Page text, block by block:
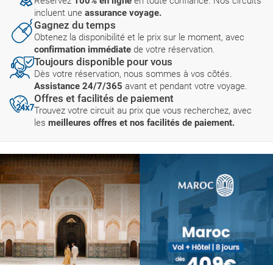
incluent une assurance voyage.
Gagnez du temps
Obtenez la disponibilité et le prix sur le moment, avec
confirmation immédiate de votre réservation.
Toujours disponible pour vous
Dès votre réservation, nous sommes à vos côtés.
Assistance 24/7/365 avant et pendant votre voyage.
Offres et facilités de paiement
Trouvez votre circuit au prix que vous recherchez, avec
les meilleures offres et nos facilités de paiement.